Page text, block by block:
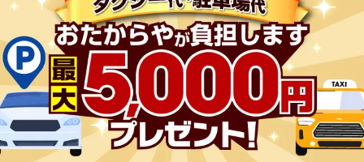
静岡県
愛知県
奈良県
和歌山県
山口県
長崎県
熊本県
大分県
宮崎県
鹿児島県